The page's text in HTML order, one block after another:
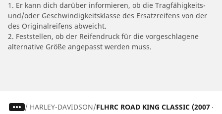
1. Er kann dich darüber informieren, ob die Tragfähigkeits-
und/oder Geschwindigkeitsklasse des Ersatzreifens von der
des Originalreifens abweicht.
2. Feststellen, ob der Reifendruck für die vorgeschlagene
alternative Größe angepasst werden muss.
/ HARLEY-DAVIDSON FLHRC ROAD KING CLASSIC (2007 -